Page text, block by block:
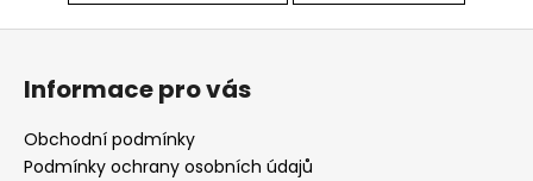
Z
Informace pro vás
Obchodní podmínky
Podmínky ochrany osobních údajů